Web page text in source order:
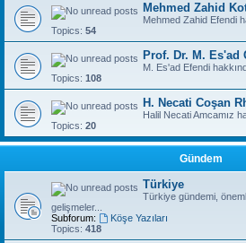
Mehmed Zahid
Mehmed Zahid Efendi
Topics: 54
Prof. Dr. M. Es'ad
M. Es'ad Efendi
Topics: 108
H. Necati Coşan
Halil Necati Amcamız
Topics: 20
Gündem
Türkiye
Türkiye gündemi,
gelişmeler...
Subforum:
Köşe Yazıları
Topics: 418